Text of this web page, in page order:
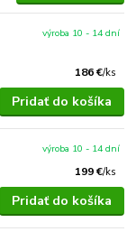
186 €/ks
výroba 10 - 14 dní
Pridať do košíka
199 €/ks
výroba 10 - 14 dní
Pridať do košíka